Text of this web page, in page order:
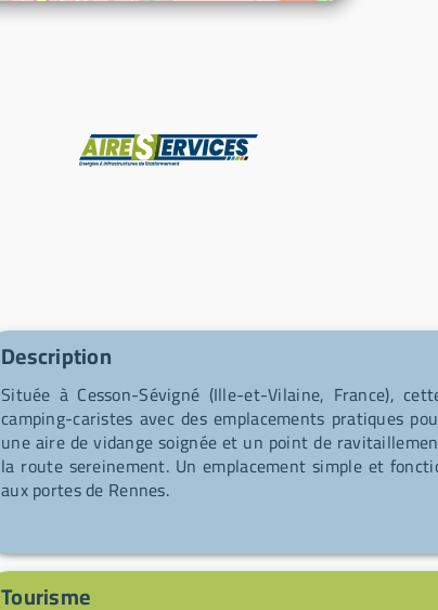
Fabricant
Description
Située à Cesson-Sévigné (Ille-et-Vilaine, France),
camping-caristes avec des emplacements pratiques
une aire de vidange soignée et un point de
la route sereinement. Un emplacement simple et
aux portes de Rennes.
Tourisme